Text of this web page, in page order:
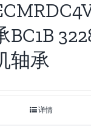
轴承
详情